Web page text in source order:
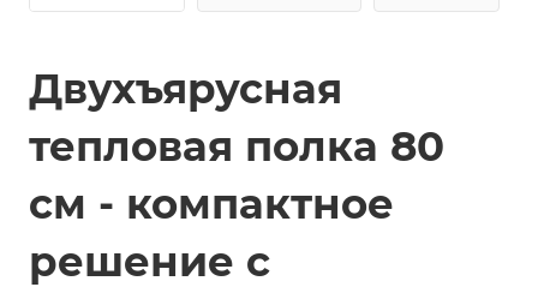
Двухъярусная
тепловая полка 80
см - компактное
решение с